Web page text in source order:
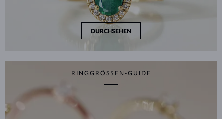
DURCHSEHEN
RINGGRÖSSEN-GUIDE